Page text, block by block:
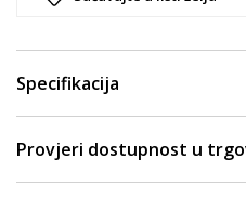
Specifikacija
Provjeri dostupnost u